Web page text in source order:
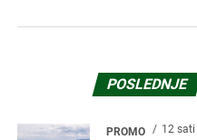
POSLEDNJE
PROMO 12